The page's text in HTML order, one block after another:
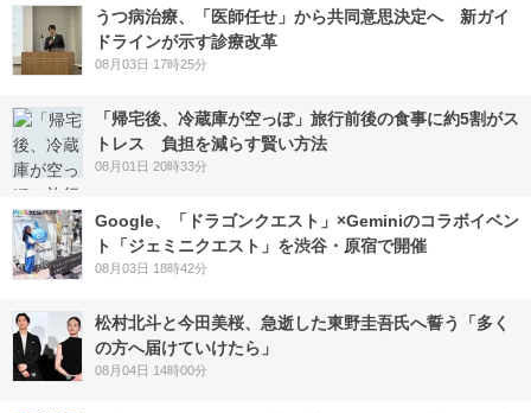
うつ病治療、「医師任せ」から共同意思決定へ 新ガイ
ドラインが示す診療改革
08月03日 17時25分
「帰宅後、冷蔵庫が空っぽ」旅行前後の食事に約5割がス
トレス 負担を減らす賢い方法
08月01日 20時33分
Google、「ドラゴンクエスト」×Geminiのコラボイベン
ト「ジェミニクエスト」を渋谷・原宿で開催
08月03日 18時42分
松村北斗と今田美桜、急逝した東野圭吾氏へ誓う「多く
の方へ届けていけたら」
08月04日 14時00分